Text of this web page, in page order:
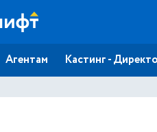
Агентам Кастинг -